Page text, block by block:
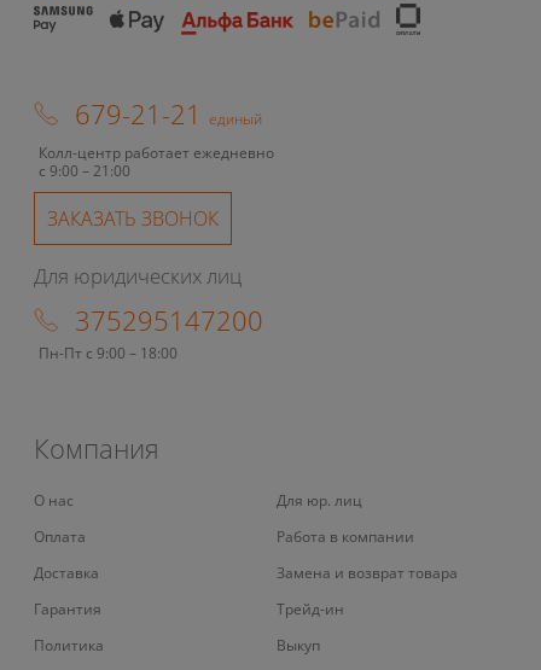
679-21-21
единый
Колл-центр работает ежедневно
с 9:00 – 21:00
ЗАКАЗАТЬ ЗВОНОК
Для юридических лиц
375295147200
Пн-Пт с 9:00 – 18:00
Компания
О нас
Оплата
Доставка
Гарантия
Политика
Для юр. лиц
Работа в компании
Замена и возврат товара
Трейд-ин
Выкуп